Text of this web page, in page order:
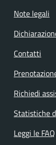
Note legali
Contatti
Richiedi
Statistiche
Leggi le FAQ